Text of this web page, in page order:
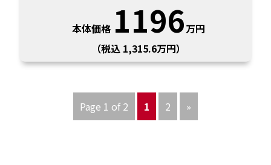
本体価格 1196万円
（税込 1,315.6万円）
Page 1 of 2 1 2 »